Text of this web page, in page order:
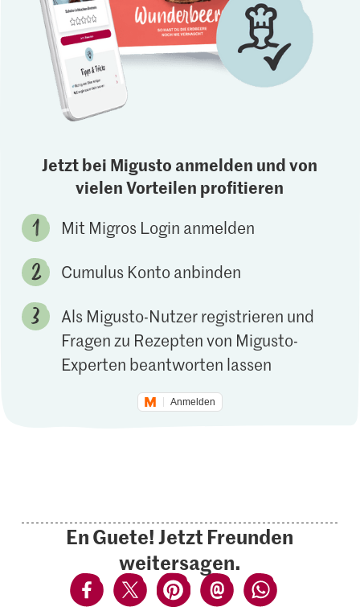
Jetzt bei Migusto anmelden und von
vielen Vorteilen profitieren
Mit Migros Login anmelden
Cumulus Konto anbinden
Als Migusto-Nutzer registrieren und
Fragen zu Rezepten von Migusto-
Experten beantworten lassen
Anmelden
En Guete! Jetzt Freunden
weitersagen.